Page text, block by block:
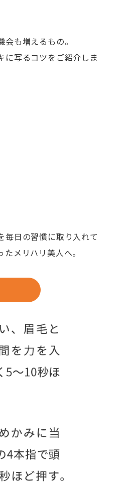
も増えるもの。
に写るコツをご紹介しま
毎日の習慣に取り入れて
メリハリ美人へ。